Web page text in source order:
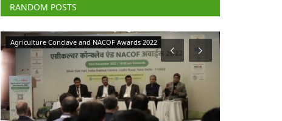
RANDOM POSTS
Rural Connect